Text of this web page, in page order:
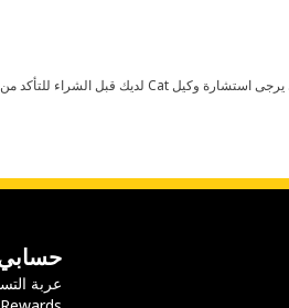
عربة